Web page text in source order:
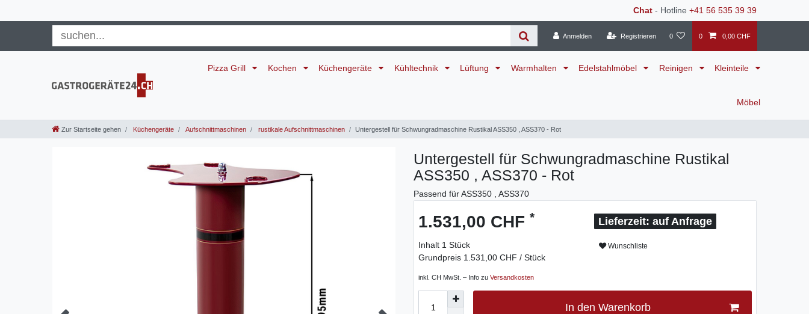
Chat - Hotline +41 56 535 39 39
Anmelden Registrieren 0 0 0,00 CHF
Pizza Grill Kochen Küchengeräte Kühltechnik Lüftung Warmhalten Edelstahlmöbel Reinigen Kleinteile
Möbel
Zur Startseite gehen Küchengeräte Aufschnittmaschinen rustikale Aufschnittmaschinen Untergestell für Schwungradmaschine Rustikal ASS350 , ASS370 - Rot
Untergestell für Schwungradmaschine Rustikal
ASS350 , ASS370 - Rot
Passend für ASS350 , ASS370
1.531,00 CHF *
Inhalt 1 Stück
Grundpreis 1.531,00 CHF / Stück
inkl. CH MwSt. – Info zu Versandkosten
auf Anfrage
Wunschliste
In den Warenkorb